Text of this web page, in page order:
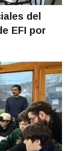
del
EFI por